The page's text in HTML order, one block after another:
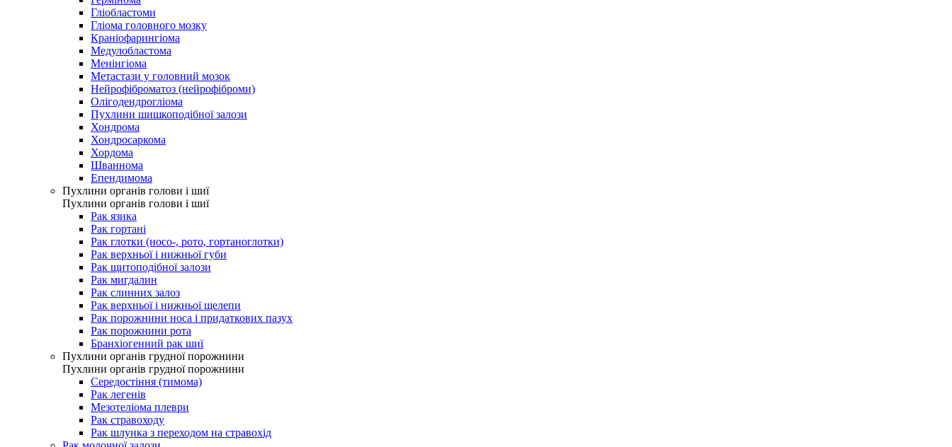
Гліобластоми
Гліома головного мозку
Краніофарингіома
Медулобластома
Менінгіома
Метастази у головний мозок
Нейрофіброматоз (нейрофіброми)
Олігодендрогліома
Пухлини шишкоподібної залози
Хондрома
Хондросаркома
Хордома
Шваннома
Епендимома
Пухлини органів голови і шиї
Пухлини органів голови і шиї
Рак язика
Рак гортані
Рак глотки (носо-, рото, гортаноглотки)
Рак верхньої і нижньої губи
Рак щитоподібної залози
Рак мигдалин
Рак слинних залоз
Рак верхньої і нижньої щелепи
Рак порожнини носа і придаткових пазух
Рак порожнини рота
Бранхіогенний рак шиї
Пухлини органів грудної порожнини
Пухлини органів грудної порожнини
Середостіння (тимома)
Рак легенів
Мезотеліома плеври
Рак стравоходу
Рак шлунка з переходом на стравохід